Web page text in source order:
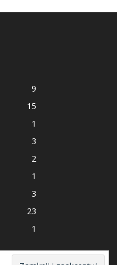
9
15
1
3
2
1
3
23
1